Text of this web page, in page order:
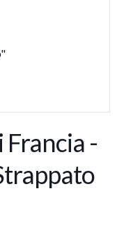
Francia -